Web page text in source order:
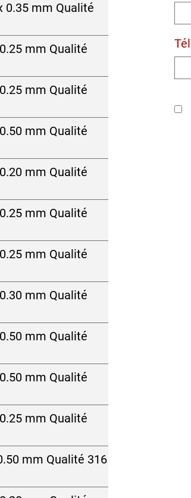
0.35 mm Qualité
mm Qualité
mm Qualité
mm Qualité
mm Qualité
mm Qualité
mm Qualité
mm Qualité
mm Qualité
mm Qualité
mm Qualité
mm Qualité 316